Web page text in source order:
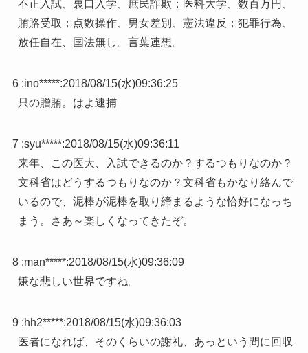
不正入試、裏口入学、庶民詐欺；医科大学、数百万円、
賄賂受取；点数操作、男女差別、憲法違反；犯罪行為、
放任自在、国法無し。言葉連想。
6 :ino*****:2018/08/15(水)09:36:25
只の贈賄。はよ逮捕
7 :syu*****:2018/08/15(水)09:36:11
来年、この医大、入試できるのか？するつもりなのか？
文科省はどうするつもりなのか？文科省もかなり絡んで
いるので、泥棒が泥棒を取り締まるような恰好になっち
まう。さあ～楽しくなってきたぞ。
8 :man*****:2018/08/15(水)09:36:09
嫌な悲しい世界ですね。
9 :hh2*****:2018/08/15(水)09:36:03
医者になれば、そのくらいの謝礼、あっという間に回収